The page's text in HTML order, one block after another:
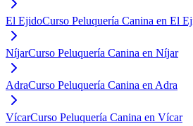
El EjidoCurso Peluquería Canina en El
NíjarCurso Peluquería Canina en Níjar
AdraCurso Peluquería Canina en Adra
VícarCurso Peluquería Canina en Vícar